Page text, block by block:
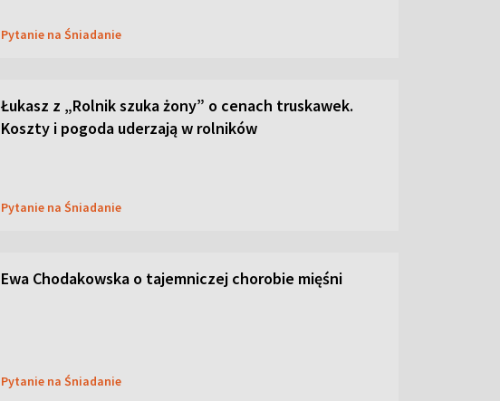
Pytanie na Śniadanie
Łukasz z „Rolnik szuka żony” o cenach truskawek.
Koszty i pogoda uderzają w rolników
Pytanie na Śniadanie
Ewa Chodakowska o tajemniczej chorobie mięśni
Pytanie na Śniadanie